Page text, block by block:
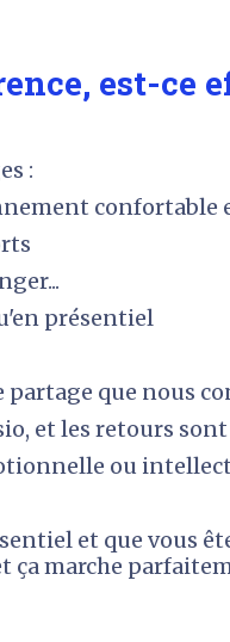
est-ce
:
confortable
présentiel
que nous
et les retours
ou
et que vous
ça marche